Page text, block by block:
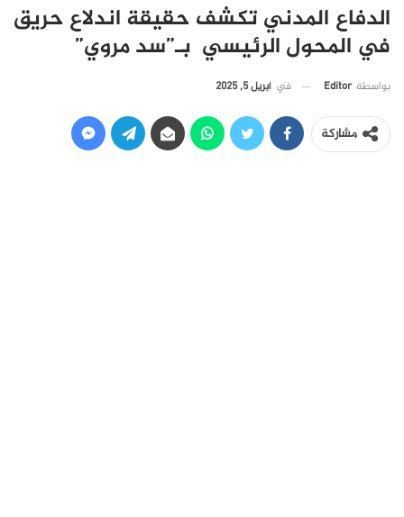
الدفاع المدني تكشف حقيقة اندلاع حريق
في المحول الرئيسي بـ”سد مروي”
بواسطة Editor في أبريل 5, 2025
مشاركة